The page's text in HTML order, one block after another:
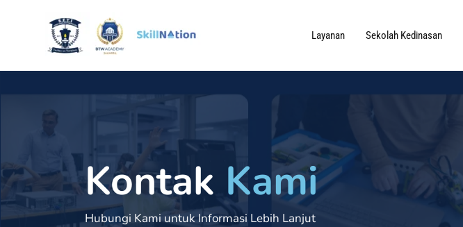
Layanan Sekolah Kedinasan
Kontak Kami
Hubungi Kami untuk Informasi Lebih Lanjut